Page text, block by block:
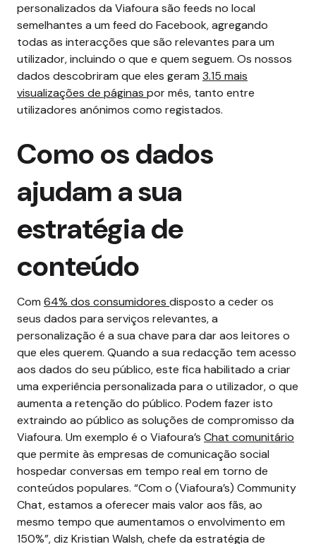
personalizados da Viafoura são feeds no local
semelhantes a um feed do Facebook, agregando
todas as interacções que são relevantes para um
utilizador, incluindo o que e quem seguem. Os nossos
dados descobriram que eles geram 3.15 mais
visualizações de páginas por mês, tanto entre
utilizadores anónimos como registados.
Como os dados
ajudam a sua
estratégia de
conteúdo
Com 64% dos consumidores disposto a ceder os
seus dados para serviços relevantes, a
personalização é a sua chave para dar aos leitores o
que eles querem. Quando a sua redacção tem acesso
aos dados do seu público, este fica habilitado a criar
uma experiência personalizada para o utilizador, o que
aumenta a retenção do público. Podem fazer isto
extraindo ao público as soluções de compromisso da
Viafoura. Um exemplo é o Viafoura’s Chat comunitário
que permite às empresas de comunicação social
hospedar conversas em tempo real em torno de
conteúdos populares. “Com o (Viafoura’s) Community
Chat, estamos a oferecer mais valor aos fãs, ao
mesmo tempo que aumentamos o envolvimento em
150%”, diz Kristian Walsh, chefe da estratégia de